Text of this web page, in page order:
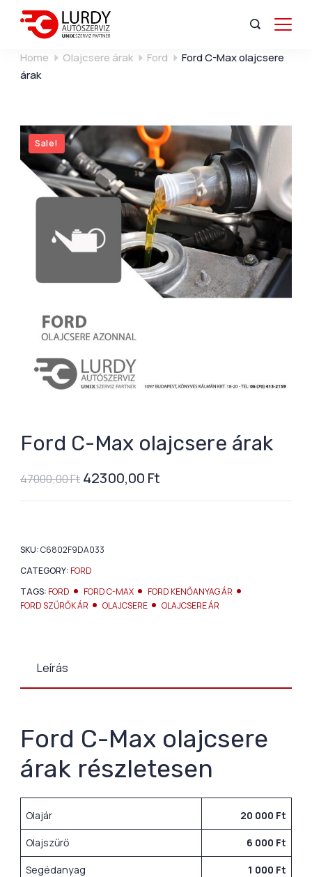
Home Olajcsere árak Ford
Ford C-Max olajcsere
árak
Sale!
Ford C-Max olajcsere árak
47000,00Ft 42300,00 Ft
SKU:C6802F9DA033
CATEGORY: FORD
TAGS: FORD FORD C-MAX
FORD KENŐANYAG ÁR
FORD SZŰRŐK ÁR
OLAJCSERE OLAJCSERE ÁR
Leírás
Ford C-Max olajcsere
árak részletesen
Olajár 20 000 Ft
Olajszűrő 6 000 Ft
Segédanyag 1 000 Ft